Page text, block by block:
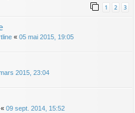
1 2 3
« 05 mai 2015, 19:05
2015, 23:04
« 09 sept. 2014, 15:52